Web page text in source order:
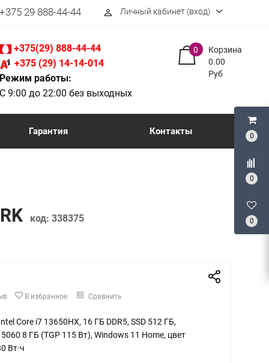
0
0
0
29 888-44-44 perm_identity Личный кабинет (вход)
+375(29) 888-44-44
+375 (29) 14-14-014
Режим работы:
С 9:00 до 22:00 без выходных
Корзина
0
0.00
Руб
Гарантия Контакты
код: 338375
В избранное Сравнить
Core i7 13650HX, 16 ГБ DDR5, SSD 512 ГБ,
8 ГБ (TGP 115 Вт), Windows 11 Home, цвет
Вт·ч